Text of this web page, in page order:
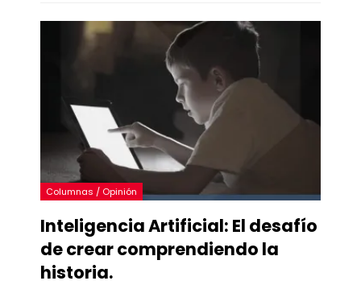
Columnas / Opinión
Inteligencia Artificial: El desafío
de crear comprendiendo la
historia.